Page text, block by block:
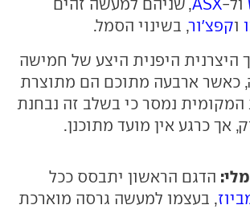
ול-ASX, שניהם למעשה זהים
וקפצ'ור, בשינוי הסמל.
היצרנית היפנית היצע של חמישה
כאשר ארבעה מתוכם הם מתוצרת
המקומית נמסר כי בשלב זה נבחנת
אך כרגע אין מועד מתוכנן.
הדגם הראשון יתבסס ככל
, בעצמו למעשה גרסה מוארכת